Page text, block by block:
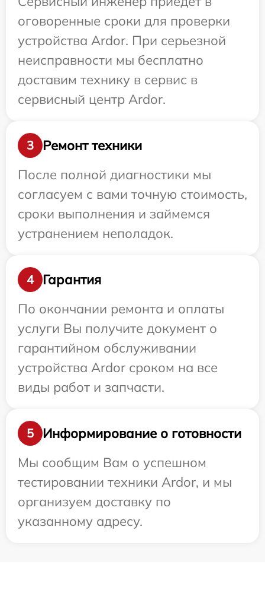
оговоренные сроки для проверки
устройства Ardor. При серьезной
неисправности мы бесплатно
доставим технику в сервис в
сервисный центр Ardor.
3
Ремонт техники
После полной диагностики мы
согласуем с вами точную стоимость,
сроки выполнения и займемся
устранением неполадок.
4
Гарантия
По окончании ремонта и оплаты
услуги Вы получите документ о
гарантийном обслуживании
устройства Ardor сроком на все
виды работ и запчасти.
5
Информирование о готовности
Мы сообщим Вам о успешном
тестировании техники Ardor, и мы
организуем доставку по
указанному адресу.